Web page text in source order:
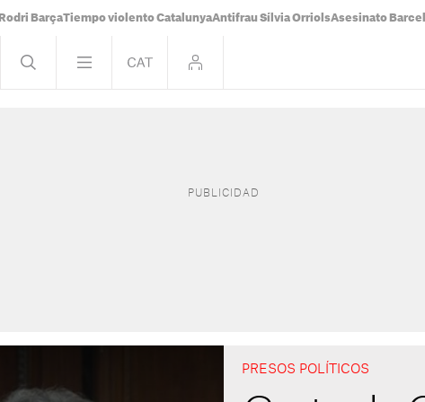
Rodri BarçaTiempo violento CatalunyaAntifrau Sílvia OrriolsAsesinato
PRESOS POLÍTICOS